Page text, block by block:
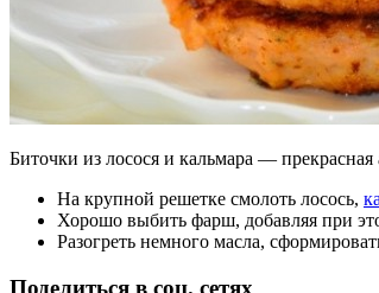
Биточки из лосося и кальмара —
На крупной решетке смолоть лосось,
Хорошо выбить фарш, добавляя при
Разогреть немного масла,
Поделиться в соц. сетях